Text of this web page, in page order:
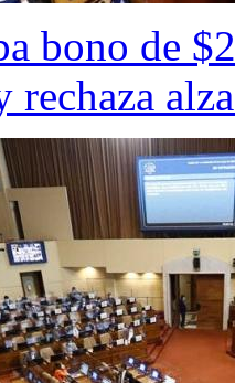
bono de
rechaza